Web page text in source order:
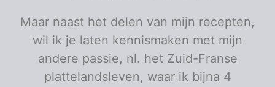
pezo
personen
Instructies
Maar naast het delen van mijn recepten,
wil ik je laten kennismaken met mijn
andere passie, nl. het Zuid-Franse
plattelandsleven, waar ik bijna 4